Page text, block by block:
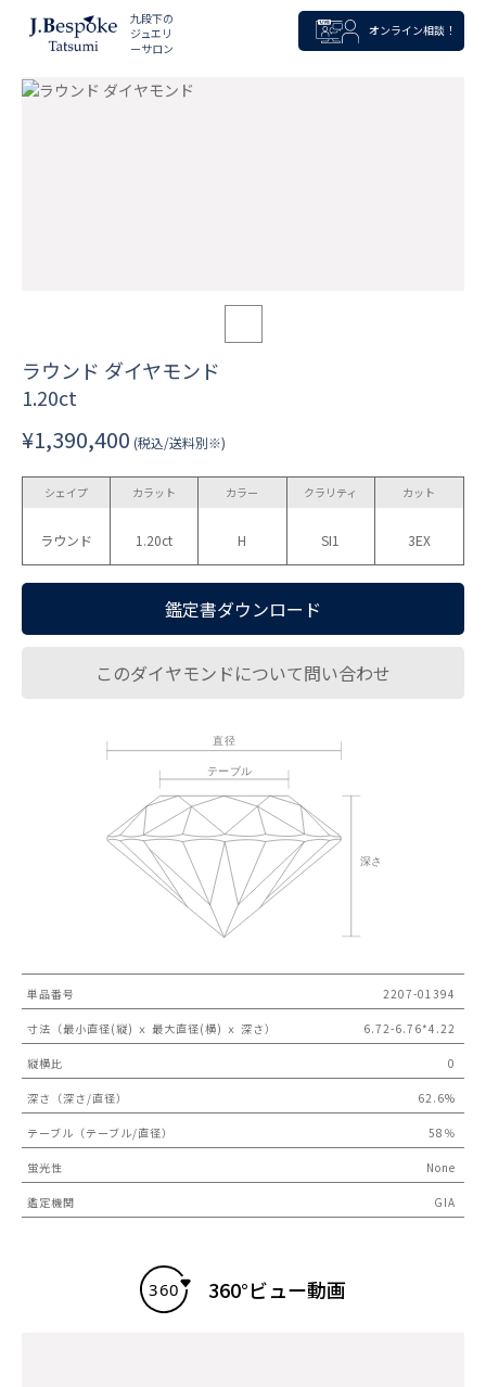
九段下の
ジュエリ
ーサロン
オンライン相談！
ラウンド ダイヤモンド
1.20ct
¥1,390,400 (税込/送料別※)
シェイプ
ラウンド
カラット
1.20ct
カラー
H
クラリティ
SI1
カット
3EX
鑑定書ダウンロード
このダイヤモンドについて問い合わせ
単品番号 2207-01394
寸法（最小直径(縦) ｘ 最大直径(横) ｘ 深さ） 6.72-6.76*4.22
縦横比 0
深さ（深さ/直径） 62.6%
テーブル（テーブル/直径） 58％
蛍光性 None
鑑定機関 GIA
360°ビュー動画